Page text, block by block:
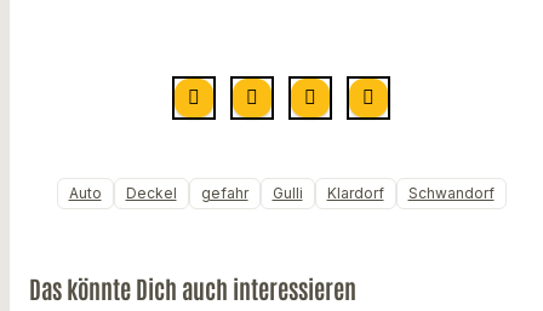
Auto Deckel gefahr Gulli Klardorf Schwandorf
Das könnte Dich auch interessieren